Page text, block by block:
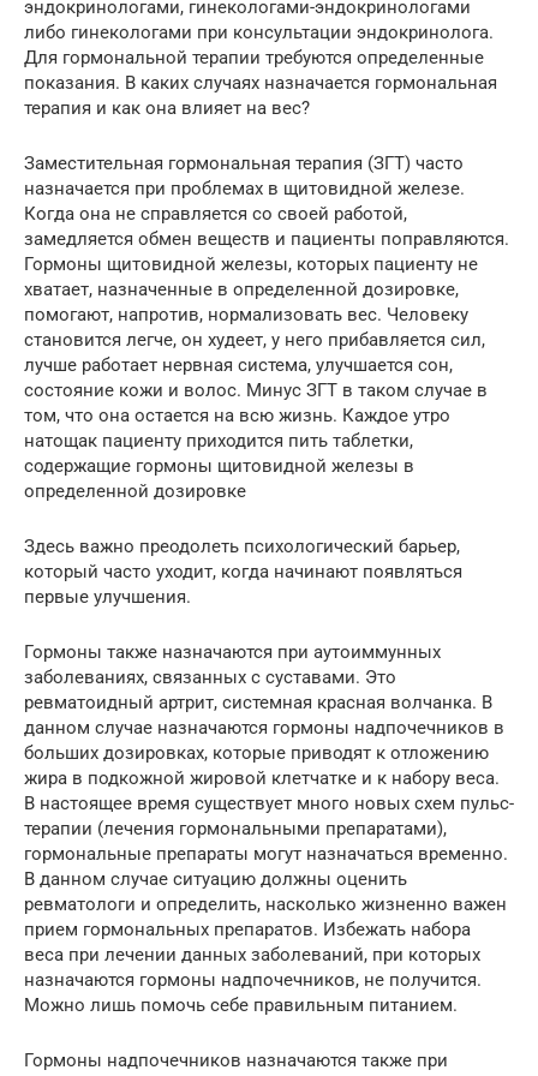
эндокринологами, гинекологами-эндокринологами
либо гинекологами при консультации эндокринолога.
Для гормональной терапии требуются определенные
показания. В каких случаях назначается гормональная
терапия и как она влияет на вес?
Заместительная гормональная терапия (ЗГТ) часто
назначается при проблемах в щитовидной железе.
Когда она не справляется со своей работой,
замедляется обмен веществ и пациенты поправляются.
Гормоны щитовидной железы, которых пациенту не
хватает, назначенные в определенной дозировке,
помогают, напротив, нормализовать вес. Человеку
становится легче, он худеет, у него прибавляется сил,
лучше работает нервная система, улучшается сон,
состояние кожи и волос. Минус ЗГТ в таком случае в
том, что она остается на всю жизнь. Каждое утро
натощак пациенту приходится пить таблетки,
содержащие гормоны щитовидной железы в
определенной дозировке
Здесь важно преодолеть психологический барьер,
который часто уходит, когда начинают появляться
первые улучшения.
Гормоны также назначаются при аутоиммунных
заболеваниях, связанных с суставами. Это
ревматоидный артрит, системная красная волчанка. В
данном случае назначаются гормоны надпочечников в
больших дозировках, которые приводят к отложению
жира в подкожной жировой клетчатке и к набору веса.
В настоящее время существует много новых схем пульс-
терапии (лечения гормональными препаратами),
гормональные препараты могут назначаться временно.
В данном случае ситуацию должны оценить
ревматологи и определить, насколько жизненно важен
прием гормональных препаратов. Избежать набора
веса при лечении данных заболеваний, при которых
назначаются гормоны надпочечников, не получится.
Можно лишь помочь себе правильным питанием.
Гормоны надпочечников назначаются также при